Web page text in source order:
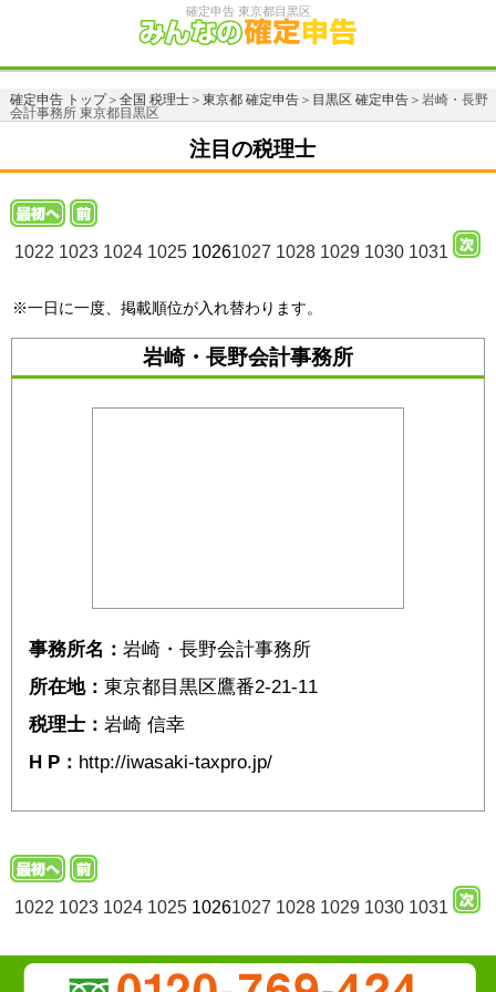
確定申告 東京都目黒区
確定申告 トップ＞ 全国 税理士＞ 東京都 確定申告＞ 目黒区 確定申告＞岩崎・長野
会計事務所 東京都目黒区
注目の税理士
1022 1023 1024 102510261027 1028 1029 1030 1031
※一日に一度、掲載順位が入れ替わります。
岩崎・長野会計事務所
事務所名： 岩崎・長野会計事務所
所在地： 東京都目黒区鷹番2-21-11
税理士： 岩崎 信幸
H P： http://iwasaki-taxpro.jp/
1022 1023 1024 102510261027 1028 1029 1030 1031